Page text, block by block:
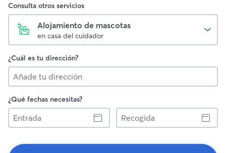
Consulta otros servicios
Alojamiento de mascotas
en casa del cuidador
¿Cuál es tu dirección?
¿Qué fechas necesitas?
Entrada
Recogida